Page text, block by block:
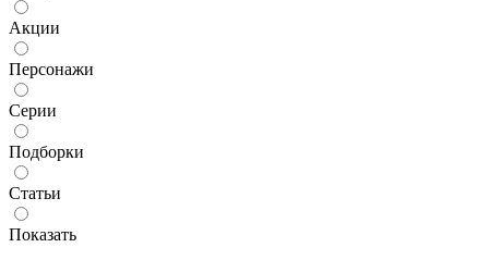
Акции
Персонажи
Серии
Подборки
Статьи
Показать